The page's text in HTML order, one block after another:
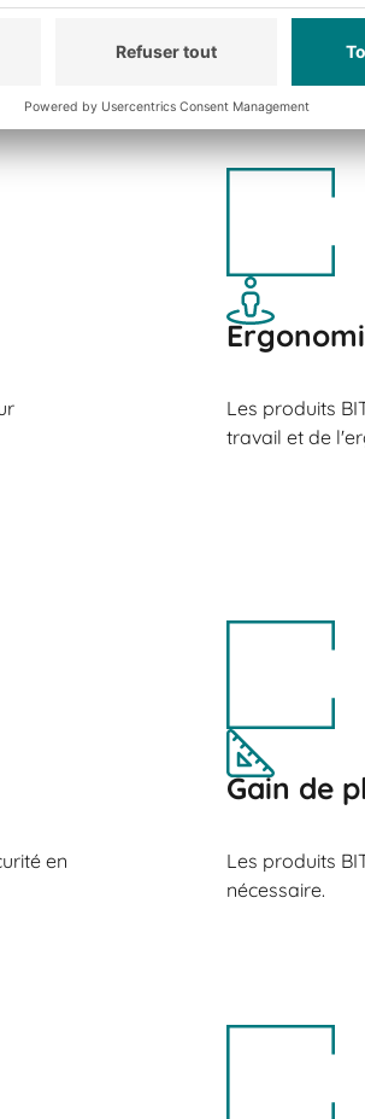
Les produits
travail et de
en
Gain de
Les produits
nécessaire.